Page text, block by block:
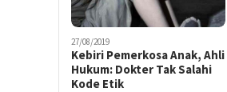
27/08/2019
Kebiri Pemerkosa Anak, Ahli
Hukum: Dokter Tak Salahi
Kode Etik